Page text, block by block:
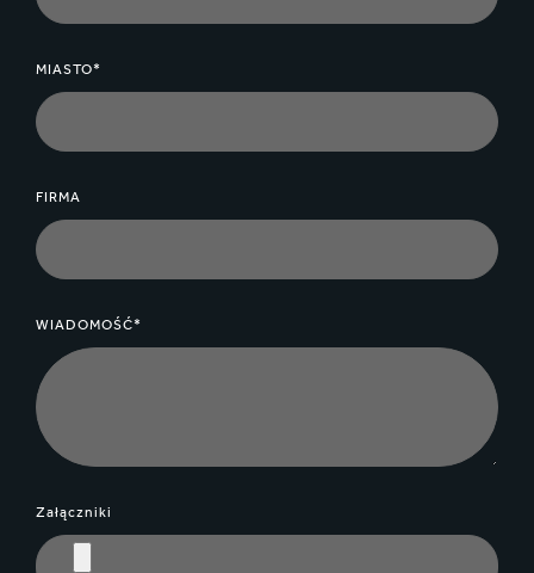
MIASTO*
FIRMA
WIADOMOŚĆ*
Załączniki